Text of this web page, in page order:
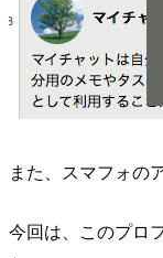
また、スマフォの
今回は、このプロ